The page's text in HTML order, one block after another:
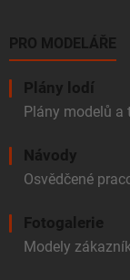
PRO MODELÁŘE
Plány lodí
Plány modelů
Návody
Osvědčené
Fotogalerie
Modely